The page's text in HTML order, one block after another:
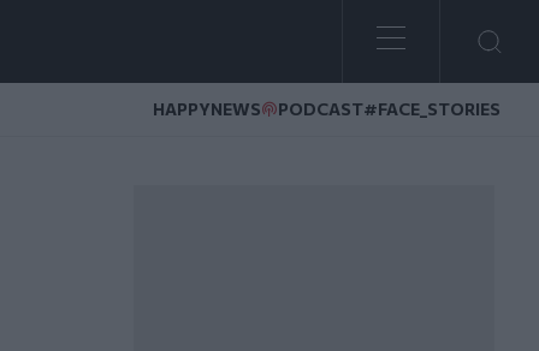
HAPPYNEWS PODCAST#FACE_STORIES